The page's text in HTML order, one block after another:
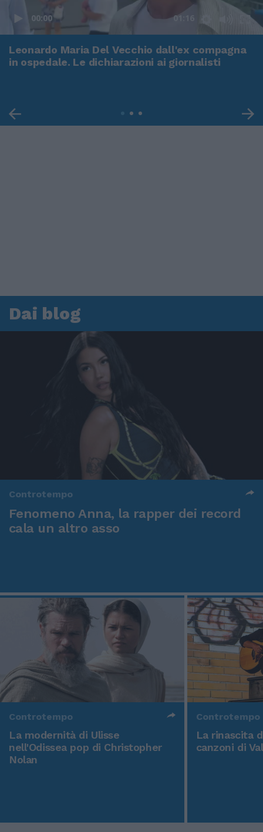
00:00 01:16
Leonardo Maria Del Vecchio dall'ex compagna
in ospedale. Le dichiarazioni ai giornalisti
Dai blog
Controtempo
Fenomeno Anna, la rapper dei record
cala un altro asso
Controtempo
La modernità di Ulisse
nell'Odissea pop di Christopher
Nolan
Controtempo
La rinascita
canzoni di